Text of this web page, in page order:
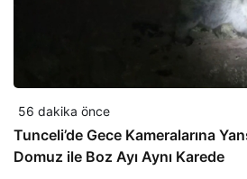
56 dakika önce
Tunceli’de Gece Kameralarına
Domuz ile Boz Ayı Aynı Karede